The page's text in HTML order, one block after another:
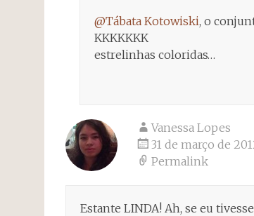
@Tábata Kotowiski, o
KKKKKKK
estrelinhas coloridas…
Vanessa Lopes
31 de março de
Permalink
Estante LINDA! Ah, se eu